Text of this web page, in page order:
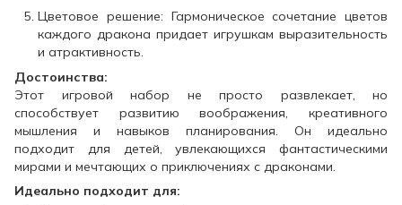
Цветовое решение: Гармоническое сочетание цветов
каждого дракона придает игрушкам выразительность
и атрактивность.
Достоинства:
Этот игровой набор не просто развлекает, но
способствует развитию воображения, креативного
мышления и навыков планирования. Он идеально
подходит для детей, увлекающихся фантастическими
мирами и мечтающих о приключениях с драконами.
Идеально подходит для: